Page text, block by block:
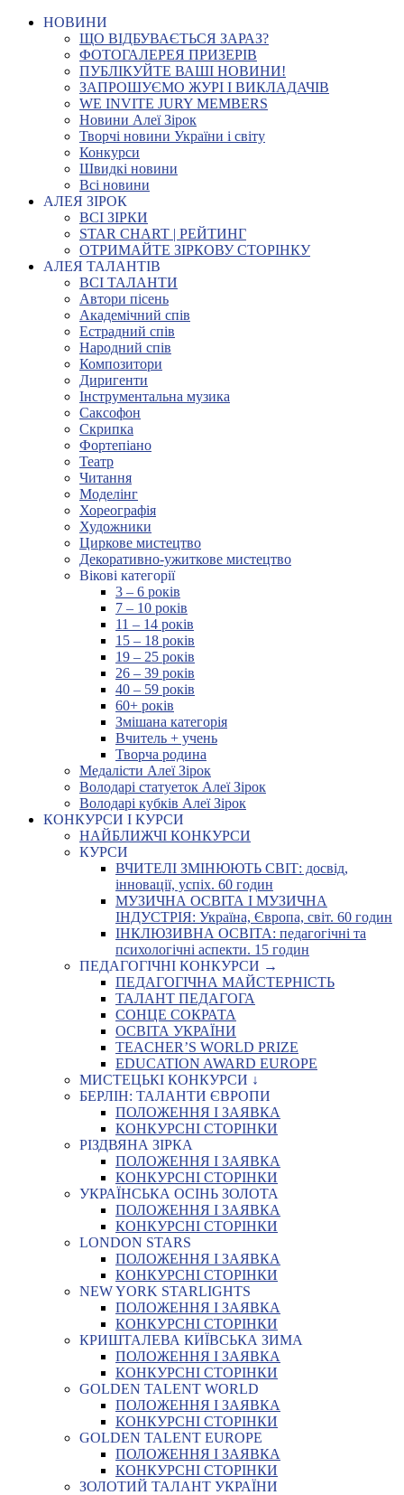
НОВИНИ
ЩО ВІДБУВАЄТЬСЯ ЗАРАЗ?
ФОТОГАЛЕРЕЯ ПРИЗЕРІВ
ПУБЛІКУЙТЕ ВАШІ НОВИНИ!
ЗАПРОШУЄМО ЖУРІ І ВИКЛАДАЧІВ
WE INVITE JURY MEMBERS
Новини Алеї Зірок
Творчі новини України і світу
Конкурси
Швидкі новини
Всі новини
АЛЕЯ ЗІРОК
ВСІ ЗІРКИ
STAR CHART | РЕЙТИНГ
ОТРИМАЙТЕ ЗІРКОВУ СТОРІНКУ
АЛЕЯ ТАЛАНТІВ
ВСІ ТАЛАНТИ
Автори пісень
Академічний спів
Естрадний спів
Народний спів
Композитори
Диригенти
Інструментальна музика
Саксофон
Скрипка
Фортепіано
Театр
Читання
Моделінг
Хореографія
Художники
Циркове мистецтво
Декоративно-ужиткове мистецтво
Вікові категорії
3 – 6 років
7 – 10 років
11 – 14 років
15 – 18 років
19 – 25 років
26 – 39 років
40 – 59 років
60+ років
Змішана категорія
Вчитель + учень
Творча родина
Медалісти Алеї Зірок
Володарі статуеток Алеї Зірок
Володарі кубків Алеї Зірок
КОНКУРСИ І КУРСИ
НАЙБЛИЖЧІ КОНКУРСИ
КУРСИ
ВЧИТЕЛІ ЗМІНЮЮТЬ СВІТ: досвід,
інновації, успіх. 60 годин
МУЗИЧНА ОСВІТА І МУЗИЧНА
ІНДУСТРІЯ: Україна, Європа, світ. 60 годин
ІНКЛЮЗИВНА ОСВІТА: педагогічні та
психологічні аспекти. 15 годин
ПЕДАГОГІЧНІ КОНКУРСИ →
ПЕДАГОГІЧНА МАЙСТЕРНІСТЬ
ТАЛАНТ ПЕДАГОГА
СОНЦЕ СОКРАТА
ОСВІТА УКРАЇНИ
TEACHER’S WORLD PRIZE
EDUCATION AWARD EUROPE
МИСТЕЦЬКІ КОНКУРСИ ↓
БЕРЛІН: ТАЛАНТИ ЄВРОПИ
ПОЛОЖЕННЯ І ЗАЯВКА
КОНКУРСНІ СТОРІНКИ
РІЗДВЯНА ЗІРКА
ПОЛОЖЕННЯ І ЗАЯВКА
КОНКУРСНІ СТОРІНКИ
УКРАЇНСЬКА ОСІНЬ ЗОЛОТА
ПОЛОЖЕННЯ І ЗАЯВКА
КОНКУРСНІ СТОРІНКИ
LONDON STARS
ПОЛОЖЕННЯ І ЗАЯВКА
КОНКУРСНІ СТОРІНКИ
NEW YORK STARLIGHTS
ПОЛОЖЕННЯ І ЗАЯВКА
КОНКУРСНІ СТОРІНКИ
КРИШТАЛЕВА КИЇВСЬКА ЗИМА
ПОЛОЖЕННЯ І ЗАЯВКА
КОНКУРСНІ СТОРІНКИ
GOLDEN TALENT WORLD
ПОЛОЖЕННЯ І ЗАЯВКА
КОНКУРСНІ СТОРІНКИ
GOLDEN TALENT EUROPE
ПОЛОЖЕННЯ І ЗАЯВКА
КОНКУРСНІ СТОРІНКИ
ЗОЛОТИЙ ТАЛАНТ УКРАЇНИ